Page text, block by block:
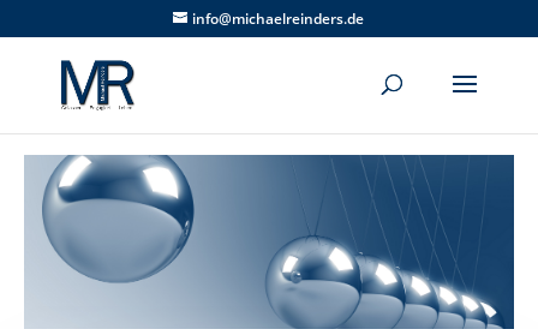
info@michaelreinders.de